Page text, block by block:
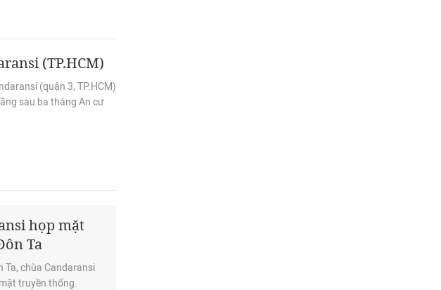
(TP.HCM)
(quận 3, TP.HCM)
sau ba tháng An cư
họp mặt
Ta
Ta, chùa Candaransi
truyền thống.